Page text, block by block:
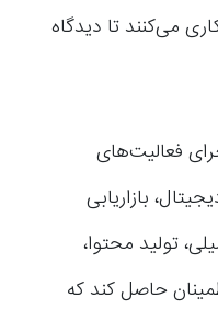
می‌کنند تا دیدگاه
فعالیت‌های
بازاریابی
تولید محتوا،
حاصل کند که